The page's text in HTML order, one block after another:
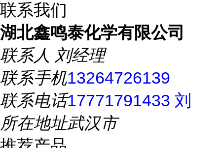
联系我们
湖北鑫鸣泰化学有限公司
联系人 刘经理
联系手机13264726139
联系电话17771791433 刘
所在地址武汉市